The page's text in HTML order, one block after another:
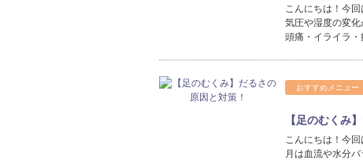
こんにちは！今
気圧や湿度の変化
頭痛・イライラ
おすすめメニュー
【足のむくみ
こんにちは！今
月は血流や水分